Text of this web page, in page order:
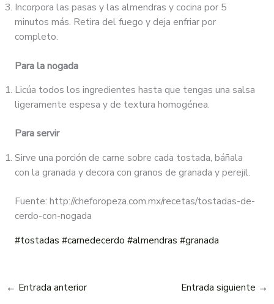
Incorpora las pasas y las almendras y cocina por 5
minutos más. Retira del fuego y deja enfriar por
completo.
Para la nogada
Licúa todos los ingredientes hasta que tengas una salsa
ligeramente espesa y de textura homogénea.
Para servir
Sirve una porción de carne sobre cada tostada, báñala
con la granada y decora con granos de granada y perejil.
Fuente: http://cheforopeza.com.mx/recetas/tostadas-de-
cerdo-con-nogada
#tostadas #carnedecerdo #almendras #granada
← Entrada anterior Entrada siguiente →